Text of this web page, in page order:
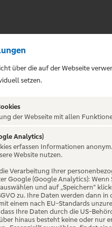
-
über die auf der Webseite
setzen.
der Webseite mit allen
Analytics)
erfassen Informationen
Website nutzen.
Verarbeitung Ihrer
Google (Google Analytics):
und auf „Speichern“
zu. Ihre Daten werden dann
einem nach EU-Standards
Ihre Daten durch die US-
hinaus besteht keine oder nur